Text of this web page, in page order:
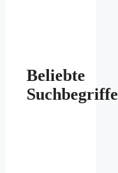
Beliebte
Suchbegriffe